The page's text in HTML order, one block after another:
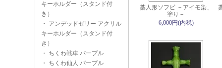
キーホルダー（スタンド付
き）
・ アンデッドゼリー アクリル
キーホルダー（スタンド付
き）
・ ちくわ戦車 パープル
・ ちくわ仙人 パープル
藁人形ソフビ －アイモ染、
塗り－
6,000円(内税)